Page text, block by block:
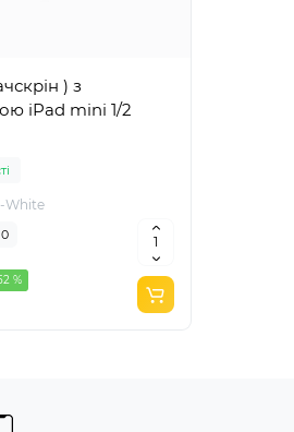
) з
iPad mini 1/2
White
0
%